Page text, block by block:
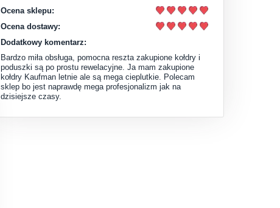
Ocena sklepu:
Ocena dostawy:
Dodatkowy komentarz:
Bardzo miła obsługa, pomocna reszta zakupione kołdry i
poduszki są po prostu rewelacyjne. Ja mam zakupione
kołdry Kaufman letnie ale są mega cieplutkie. Polecam
sklep bo jest naprawdę mega profesjonalizm jak na
dzisiejsze czasy.